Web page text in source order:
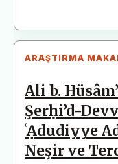
ARAŞTIRMA
Ali b.
Şerḥi’d-
ʿẠdudiyye
Neşir ve